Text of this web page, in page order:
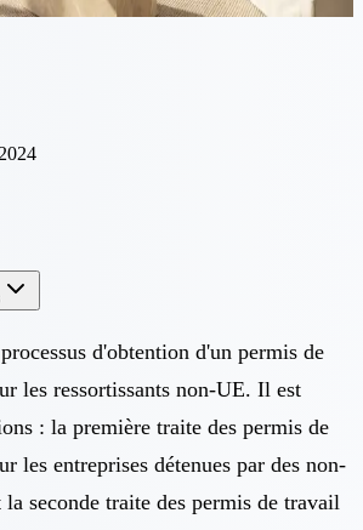
d'obtention d'un permis de
les ressortissants non-UE. Il est
: la première traite des permis de
les entreprises détenues par des non-
seconde traite des permis de travail